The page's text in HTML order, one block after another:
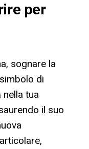
per
sognare la
di
tua
il suo